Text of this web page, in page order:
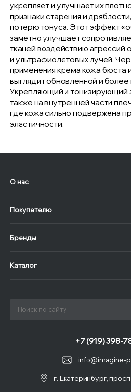
укрепляет и улучшает их
признаки старения и
потерю тонуса. Этот эффект
заметно улучшает
тканей воздействию
и ультрафиолетовых лучей.
применения крема кожа бюста
выглядит обновленной и более
Укрепляющий и тонизирующий
также на внутренней части
где кожа сильно подвержена
эластичности.
О нас
Покупателю
Бренды
Каталог
info@imagine-
+7 (919) 398-
г. Екатеринбург,